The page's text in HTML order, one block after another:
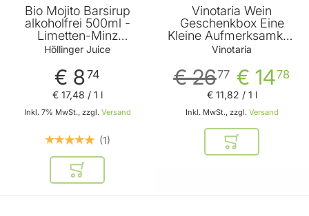
Bio Mojito Barsirup
alkoholfrei 500ml -
Limetten-Minz
Geschmack - perfekt
Cocktails von Höllinger
Juice
Höllinger Juice
€ 874
Inkl. 7% MwSt., zzgl. Versand
€ 17,48 / 1 l
1
In den Warenkorb
Vinotaria Wein
Geschenkbox Eine
Kleine Aufmerksamkeit
5 x 250ml -
Weinliebhaber
Vinotaria
€ 1478
€ 2677
Inkl. MwSt., zzgl. Versand
€ 11,82 / 1 l
In den